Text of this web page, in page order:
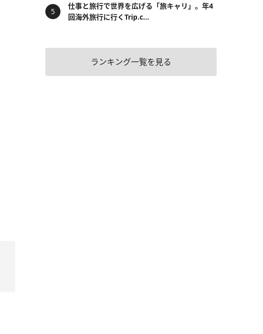
仕事と旅行で世界を広げる「旅キャリ」。年4
回海外旅行に行くTrip.c...
ランキング一覧を見る